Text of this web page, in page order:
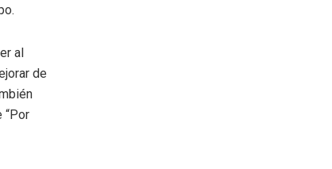
al
de
“Por